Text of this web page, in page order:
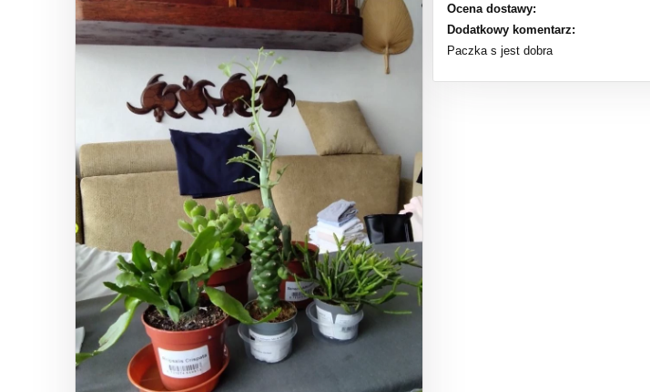
Ocena dostawy:
Dodatkowy komentarz:
Paczka s jest dobra